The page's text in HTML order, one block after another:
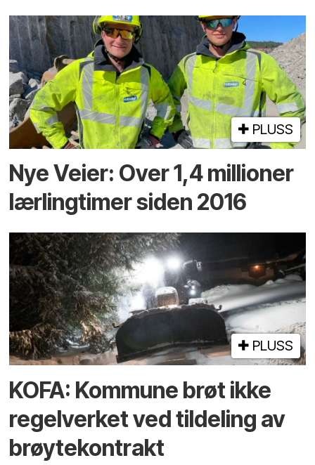
PLUSS
Nye Veier: Over 1,4 millioner
lærlingtimer siden 2016
PLUSS
KOFA: Kommune brøt ikke
regelverket ved tildeling av
brøytekontrakt